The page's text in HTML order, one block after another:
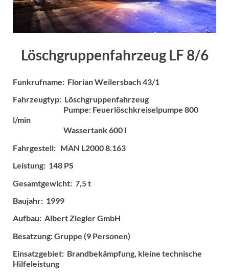
Löschgruppenfahrzeug LF 8/6
Funkrufname: Florian Weilersbach 43/1
Fahrzeugtyp: Löschgruppenfahrzeug
Pumpe: Feuerlöschkreiselpumpe 800
l/min
Wassertank 600 l
Fahrgestell: MAN L2000 8.163
Leistung: 148 PS
Gesamtgewicht: 7,5 t
Baujahr: 1999
Aufbau: Albert Ziegler GmbH
Besatzung: Gruppe (9 Personen)
Einsatzgebiet: Brandbekämpfung, kleine technische
Hilfeleistung